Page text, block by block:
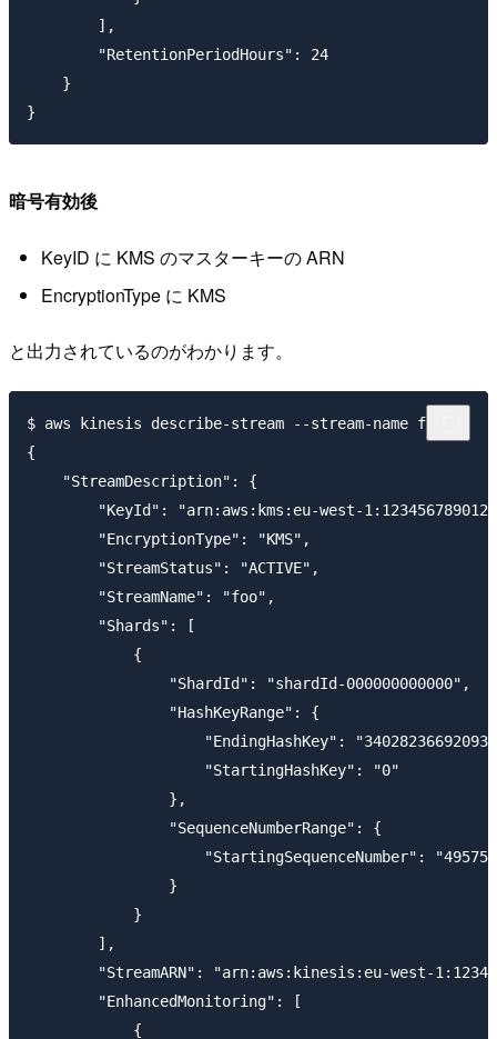
        ],
        "RetentionPeriodHours": 24
    }
暗号有効後
KeyID に KMS のマスターキーの ARN
EncryptionType に KMS
と出力されているのがわかります。
$ aws kinesis describe-stream --stream-name foo
{
    "StreamDescription": {
"KeyId": "arn:aws:kms:eu-west-
        "EncryptionType": "KMS",
        "StreamStatus": "ACTIVE",
        "StreamName": "foo",
        "Shards": [
            {
                "ShardId": "shardId-000000000000",
                "HashKeyRange": {
"EndingHashKey":
                    "StartingHashKey": "0"
                },
                "SequenceNumberRange": {
"StartingSequenceNumber":
                }
            }
        ],
"StreamARN": "arn:aws:kinesis:eu-west-
        "EnhancedMonitoring": [
            {